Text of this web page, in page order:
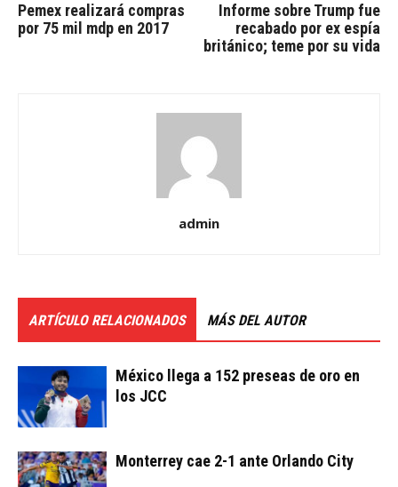
Pemex realizará compras
por 75 mil mdp en 2017
Informe sobre Trump fue
recabado por ex espía
británico; teme por su vida
admin
ARTÍCULO RELACIONADOS MÁS DEL AUTOR
México llega a 152 preseas de oro en
los JCC
Monterrey cae 2-1 ante Orlando City